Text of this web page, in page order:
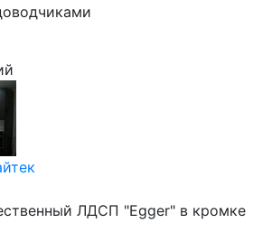
ЛДСП "Egger" в кромке